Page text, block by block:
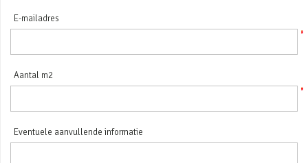
E-mailadres
Aantal m2
Eventuele aanvullende informatie